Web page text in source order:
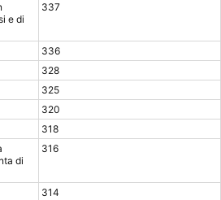
e di
337
336
328
325
320
318
di
316
314